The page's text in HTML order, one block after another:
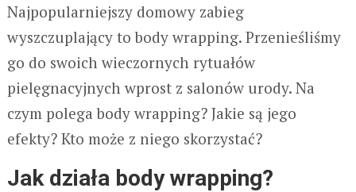
Najpopularniejszy domowy zabieg
wyszczuplający to body wrapping. Przenieśliśmy
go do swoich wieczornych rytuałów
pielęgnacyjnych wprost z salonów urody. Na
czym polega body wrapping? Jakie są jego
efekty? Kto może z niego skorzystać?
Jak działa body wrapping?